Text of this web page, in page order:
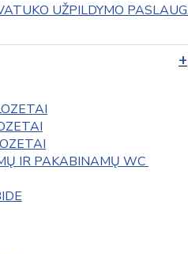
UŽPILDYMO
IR PAKABINAMŲ WC